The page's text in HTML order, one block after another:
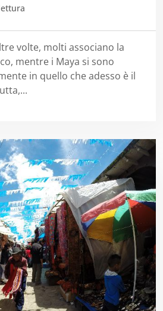
volte, molti associano la
mentre i Maya si sono
in quello che adesso è il